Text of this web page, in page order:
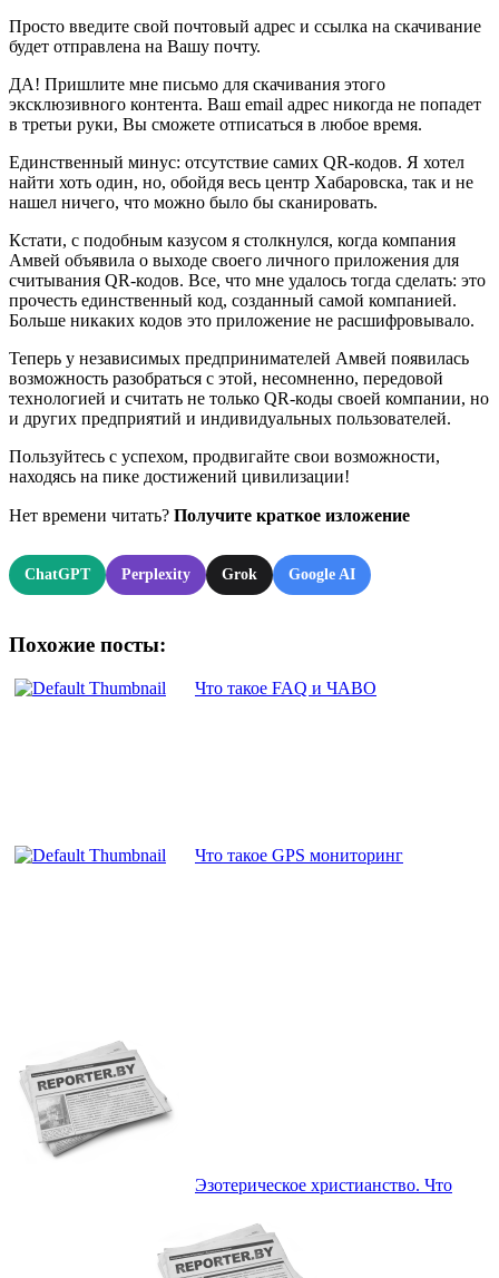
Просто введите свой почтовый адрес и ссылка на скачивание
будет отправлена на Вашу почту.
ДА! Пришлите мне письмо для скачивания этого
эксклюзивного контента. Ваш email адрес никогда не попадет
в третьи руки, Вы сможете отписаться в любое время.
Единственный минус: отсутствие самих QR-кодов. Я хотел
найти хоть один, но, обойдя весь центр Хабаровска, так и не
нашел ничего, что можно было бы сканировать.
Кстати, с подобным казусом я столкнулся, когда компания
Амвей объявила о выходе своего личного приложения для
считывания QR-кодов. Все, что мне удалось тогда сделать: это
прочесть единственный код, созданный самой компанией.
Больше никаких кодов это приложение не расшифровывало.
Теперь у независимых предпринимателей Амвей появилась
возможность разобраться с этой, несомненно, передовой
технологией и считать не только QR-коды своей компании, но
и других предприятий и индивидуальных пользователей.
Пользуйтесь с успехом, продвигайте свои возможности,
находясь на пике достижений цивилизации!
Нет времени читать? Получите краткое изложение
ChatGPT Perplexity Grok Google AI
Похожие посты:
Что такое FAQ и ЧАВО
Что такое GPS мониторинг
Эзотерическое христианство. Что